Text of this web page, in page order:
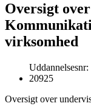
Oversigt
virksomhed
Uddannelsesnr:
20925
Oversigt over